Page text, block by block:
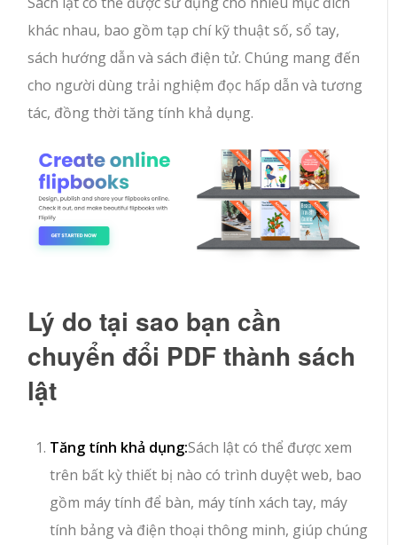
khác nhau, bao gồm tạp chí kỹ thuật số, sổ tay,
sách hướng dẫn và sách điện tử. Chúng mang đến
cho người dùng trải nghiệm đọc hấp dẫn và tương
tác, đồng thời tăng tính khả dụng.
Lý do tại sao bạn cần
chuyển đổi PDF thành sách
lật
Tăng tính khả dụng:Sách lật có thể được xem
trên bất kỳ thiết bị nào có trình duyệt web, bao
gồm máy tính để bàn, máy tính xách tay, máy
tính bảng và điện thoại thông minh, giúp chúng